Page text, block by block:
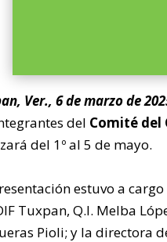
Ver., 6 de marzo de
del Comité del
del 1º al 5 de mayo.
estuvo a
Tuxpan, Q.I. Melba
Pioli; y la directora